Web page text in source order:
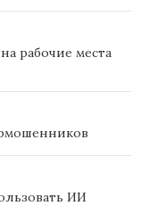
рабочие места
ИИ